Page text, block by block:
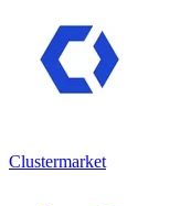
Clustermarket